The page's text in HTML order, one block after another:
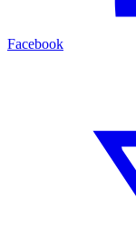
Facebook